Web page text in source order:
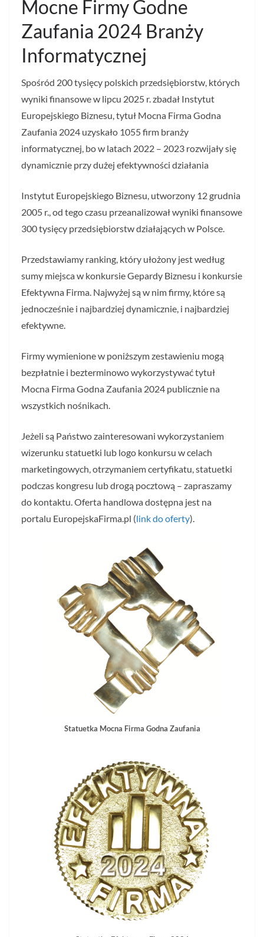
Mocne Firmy Godne
Zaufania 2024 Branży
Informatycznej
Spośród 200 tysięcy polskich przedsiębiorstw, których
wyniki finansowe w lipcu 2025 r. zbadał Instytut
Europejskiego Biznesu, tytuł Mocna Firma Godna
Zaufania 2024 uzyskało 1055 firm branży
informatycznej, bo w latach 2022 – 2023 rozwijały się
dynamicznie przy dużej efektywności działania
Instytut Europejskiego Biznesu, utworzony 12 grudnia
2005 r., od tego czasu przeanalizował wyniki finansowe
300 tysięcy przedsiębiorstw działających w Polsce.
Przedstawiamy ranking, który ułożony jest według
sumy miejsca w konkursie Gepardy Biznesu i konkursie
Efektywna Firma. Najwyżej są w nim firmy, które są
jednocześnie i najbardziej dynamicznie, i najbardziej
efektywne.
Firmy wymienione w poniższym zestawieniu mogą
bezpłatnie i bezterminowo wykorzystywać tytuł
Mocna Firma Godna Zaufania 2024 publicznie na
wszystkich nośnikach.
Jeżeli są Państwo zainteresowani wykorzystaniem
wizerunku statuetki lub logo konkursu w celach
marketingowych, otrzymaniem certyfikatu, statuetki
podczas kongresu lub drogą pocztową – zapraszamy
do kontaktu. Oferta handlowa dostępna jest na
portalu EuropejskaFirma.pl (link do oferty).
Statuetka Mocna Firma Godna Zaufania